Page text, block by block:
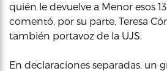
quién le devuelve a Menor esos 13
comentó, por su parte, Teresa
también portavoz de la UJS.
En declaraciones separadas, un